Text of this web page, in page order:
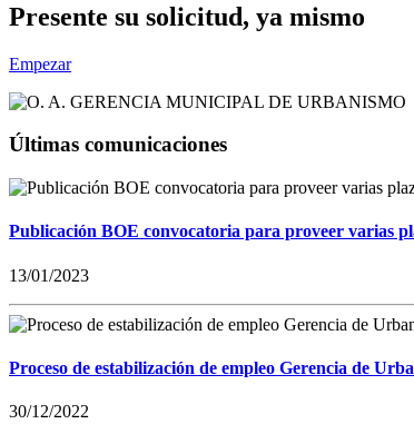
Presente su solicitud, ya mismo
Empezar
Últimas comunicaciones
Publicación BOE convocatoria para proveer varias
13/01/2023
Proceso de estabilización de empleo Gerencia de
30/12/2022